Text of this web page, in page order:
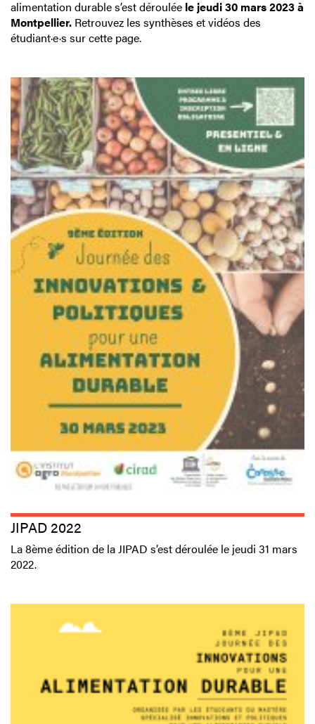
alimentation durable s’est déroulée le jeudi 30 mars 2023 à
Montpellier. Retrouvez les synthèses et vidéos des
étudiant·e·s sur cette page.
JIPAD 2022
La 8ème édition de la JIPAD s’est déroulée le jeudi 31 mars
2022.